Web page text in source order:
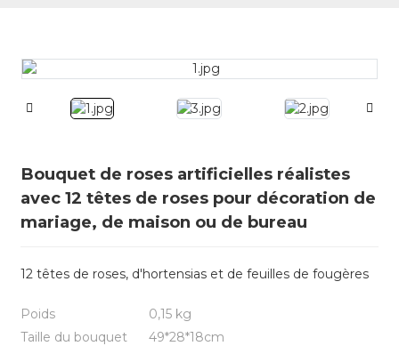
Bouquet de roses artificielles réalistes
avec 12 têtes de roses pour décoration de
mariage, de maison ou de bureau
12 têtes de roses, d'hortensias et de feuilles de fougères
Poids
0,15 kg
Taille du bouquet
49*28*18cm